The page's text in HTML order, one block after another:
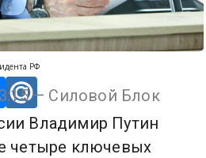
РФ
— Силовой Блок
Владимир Путин
четыре ключевых